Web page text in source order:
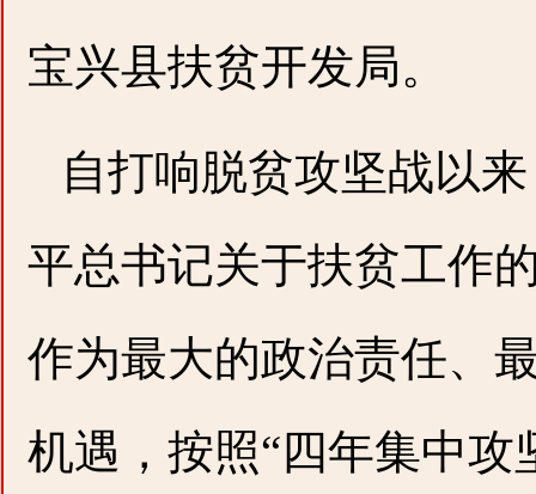
宝兴县扶贫开发局。
自打响脱贫攻坚战以
平总书记关于扶贫工作
作为最大的政治责任、
机遇，按照“四年集中